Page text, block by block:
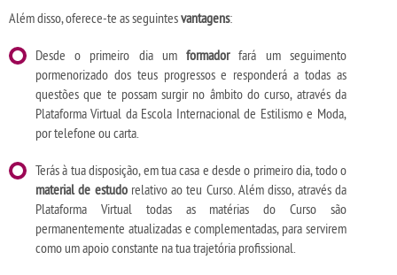
Além disso, oferece-te as seguintesvantagens:
Desde o primeiro dia umformadorfará um seguimento
pormenorizado dos teus progressos e responderá a todas as
questões que te possam surgir no âmbito do curso, através da
Plataforma Virtual da Escola Internacional de Estilismo e Moda,
por telefone ou carta.
Terás à tua disposição, em tua casa e desde o primeiro dia, todo o
material de estudorelativo ao teu Curso. Além disso, através da
Plataforma Virtual todas as matérias do Curso são
permanentemente atualizadas e complementadas, para servirem
como um apoio constante na tua trajetória profissional.